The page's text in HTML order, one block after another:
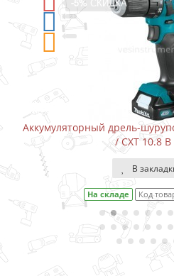
Аккумуляторный дрель-
/ CXT 10.8
В
На складе Код